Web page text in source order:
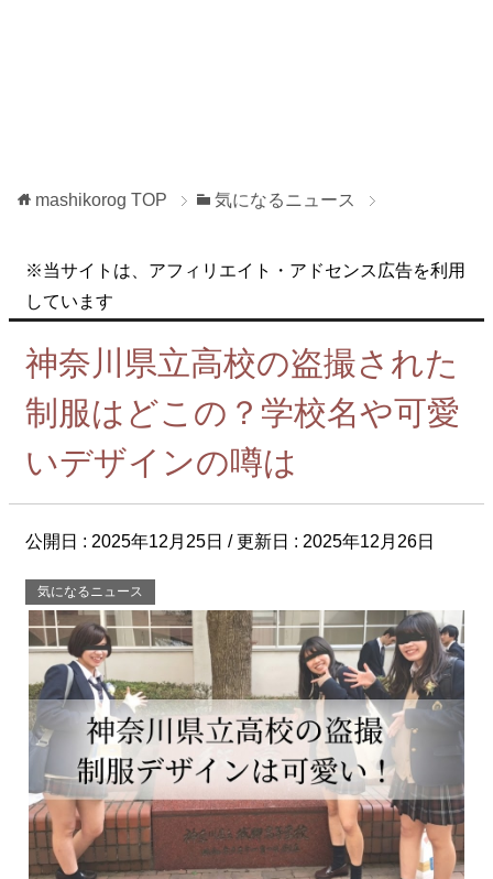
mashikorog TOP 気になるニュース
※当サイトは、アフィリエイト・アドセンス広告を利用
しています
神奈川県立高校の盗撮された
制服はどこの？学校名や可愛
いデザインの噂は
公開日 : 2025年12月25日 / 更新日 : 2025年12月26日
気になるニュース